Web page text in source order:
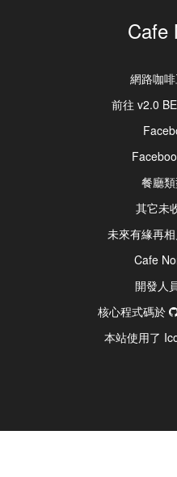
Cafe
網路咖
前往 v2.0
餐廳
其它未
未來有緣再
Cafe
開發人
核心程式碼於
本站使用了